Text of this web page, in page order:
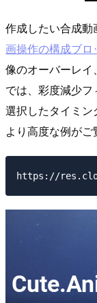
作成したい合成
画操作の構成ブ
像のオーバーレ
では、彩度減少
選択したタイミン
より高度な例がご
https://